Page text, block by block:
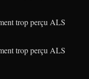
trop perçu ALS
trop perçu ALS